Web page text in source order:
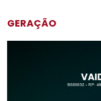
GERAÇÃO